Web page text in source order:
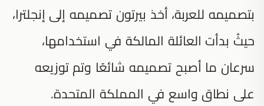
بتصميمه للعربة، أخذ بيرتون تصميمه إلى إنجلترا،
حيثُ بدأت العائلة المالكة في استخدامها،
سرعان ما أصبح تصميمه شائعًا وتم توزيعه
على نطاق واسع في المملكة المتحدة.